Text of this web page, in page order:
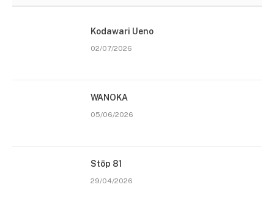
Kodawari Ueno
02/07/2026
WANOKA
05/06/2026
Stōp 81
29/04/2026